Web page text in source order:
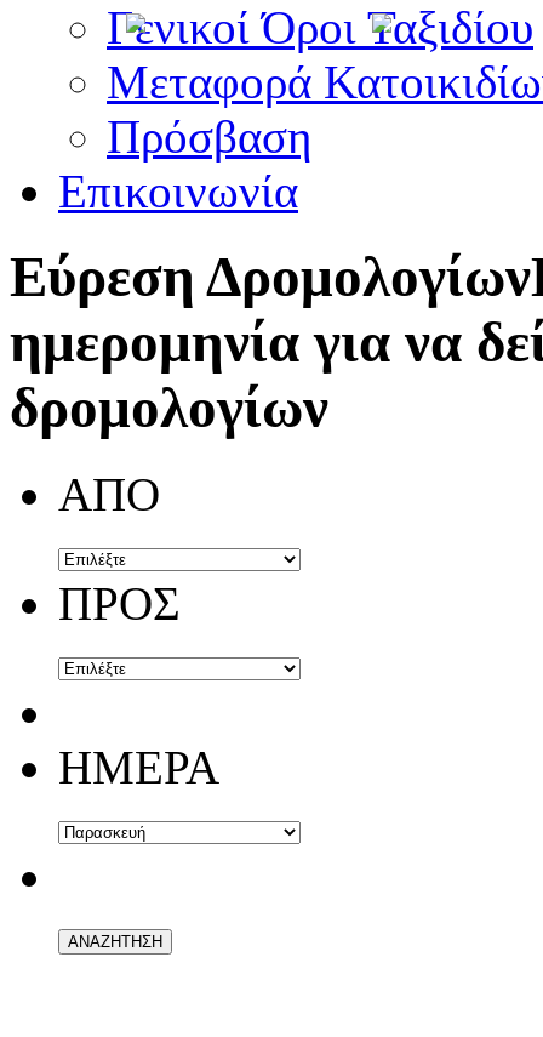
Γενικοί Όροι Ταξιδίου
Μεταφορά
Πρόσβαση
Επικοινωνία
Εύρεση Δρομολογίων
ημερομηνία για να
δρομολογίων
ΑΠΟ
ΠΡΟΣ
ΗΜΕΡΑ